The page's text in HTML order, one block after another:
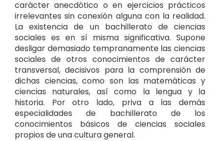
carácter anecdótico o en ejercicios prácticos
irrelevantes sin conexión alguna con la realidad.
La existencia de un bachillerato de ciencias
sociales es en sí misma significativa. Supone
desligar demasiado tempranamente las ciencias
sociales de otros conocimientos de carácter
transversal, decisivos para la comprensión de
dichas ciencias, como son las matemáticas y
ciencias naturales, así como la lengua y la
historia. Por otro lado, priva a las demás
especialidades de bachillerato de los
conocimientos básicos de ciencias sociales
propios de una cultura general.